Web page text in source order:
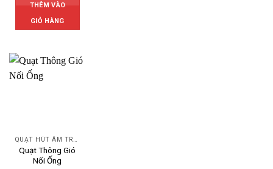
THÊM VÀO
GIỎ HÀNG
QUẠT HÚT ÂM TRẦN
Quạt Thông Gió
Nối Ống